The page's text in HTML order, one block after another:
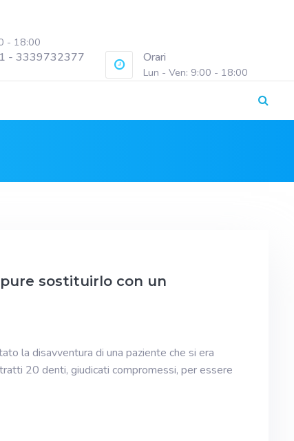
- 18:00
- 3339732377 Orari
Lun - Ven: 9:00 - 18:00
sostituirlo con un
la disavventura di una paziente che si era
20 denti, giudicati compromessi, per essere